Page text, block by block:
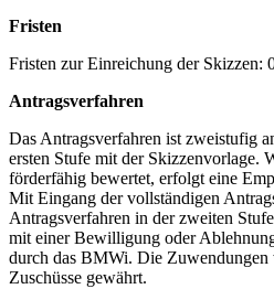
Fristen
Fristen zur Einreichung der Skizzen:
Antragsverfahren
Das Antragsverfahren ist zweistufig
ersten Stufe mit der Skizzenvorlage.
förderfähig bewertet, erfolgt eine
Mit Eingang der vollständigen
Antragsverfahren in der zweiten
mit einer Bewilligung oder
durch das BMWi. Die Zuwendungen
Zuschüsse gewährt.